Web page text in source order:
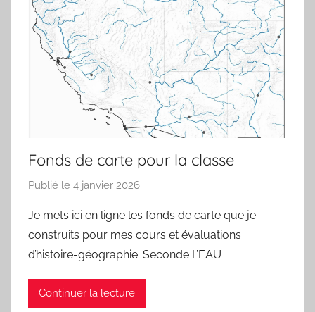
Fonds de carte pour la classe
Publié le 4 janvier 2026
r
j
m
a
Je mets ici en ligne les fonds de carte que je
construits pour mes cours et évaluations
d’histoire-géographie. Seconde L’EAU
Continuer la lecture